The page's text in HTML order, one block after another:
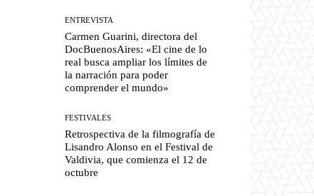
ENTREVISTA
Carmen Guarini, directora del
DocBuenosAires: «El cine de lo
real busca ampliar los límites de
la narración para poder
comprender el mundo»
FESTIVALES
Retrospectiva de la filmografía de
Lisandro Alonso en el Festival de
Valdivia, que comienza el 12 de
octubre